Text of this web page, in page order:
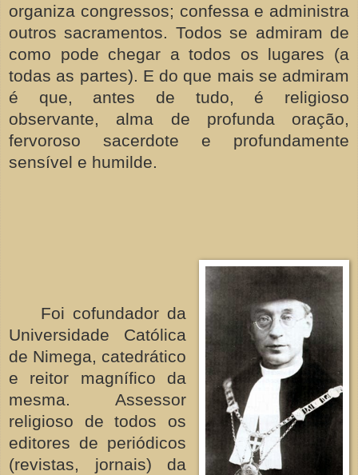
organiza congressos; confessa e administra
outros sacramentos. Todos se admiram de
como pode chegar a todos os lugares (a
todas as partes). E do que mais se admiram
é que, antes de tudo, é religioso
observante, alma de profunda oração,
fervoroso sacerdote e profundamente
sensível e humilde.
Foi cofundador da
Universidade Católica
de Nimega, catedrático
e reitor magnífico da
mesma. Assessor
religioso de todos os
editores de periódicos
(revistas, jornais) da